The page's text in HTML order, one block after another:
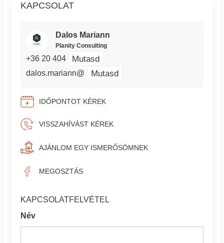
KAPCSOLAT
Dalos Mariann
Planity Consulting
+36 20 404 Mutasd
dalos.mariann@ Mutasd
IDŐPONTOT KÉREK
VISSZAHÍVÁST KÉREK
AJÁNLOM EGY ISMERŐSÖMNEK
MEGOSZTÁS
KAPCSOLATFELVÉTEL
Név